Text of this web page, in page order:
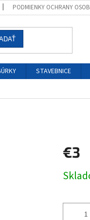
PODMIENKY OCHRANY
STAVEBNICE
€3
cena: